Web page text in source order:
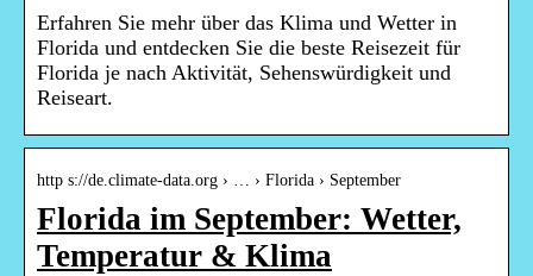
Erfahren Sie mehr über das Klima und Wetter in
Florida und entdecken Sie die beste Reisezeit für
Florida je nach Aktivität, Sehenswürdigkeit und
Reiseart.
http s://de.climate-data.org › … › Florida › September
Florida im September: Wetter,
Temperatur & Klima